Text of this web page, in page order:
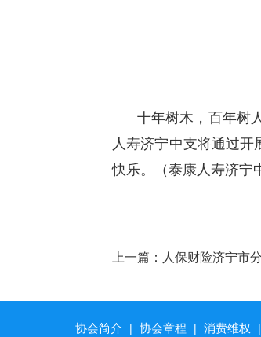
十年树木，百年树
人寿济宁中支将通过
快乐。（泰康人寿济宁
上一篇：
人保财险济宁市
协会简介 | 协会章程 | 消费维权 |